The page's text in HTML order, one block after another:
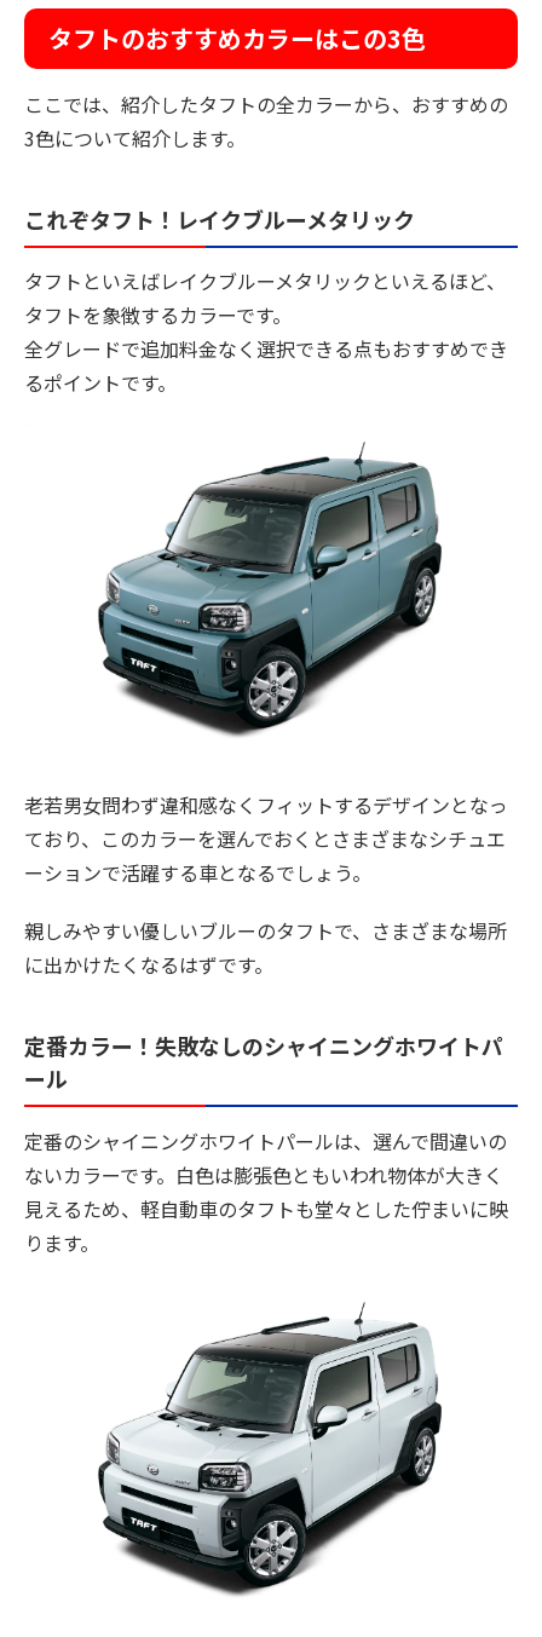
タフトのおすすめカラーはこの3色
ここでは、紹介したタフトの全カラーから、おすすめの
3色について紹介します。
これぞタフト！レイクブルーメタリック
タフトといえばレイクブルーメタリックといえるほど、
タフトを象徴するカラーです。
全グレードで追加料金なく選択できる点もおすすめでき
るポイントです。
老若男女問わず違和感なくフィットするデザインとなっ
ており、このカラーを選んでおくとさまざまなシチュエ
ーションで活躍する車となるでしょう。
親しみやすい優しいブルーのタフトで、さまざまな場所
に出かけたくなるはずです。
定番カラー！失敗なしのシャイニングホワイトパ
ール
定番のシャイニングホワイトパールは、選んで間違いの
ないカラーです。白色は膨張色ともいわれ物体が大きく
見えるため、軽自動車のタフトも堂々とした佇まいに映
ります。